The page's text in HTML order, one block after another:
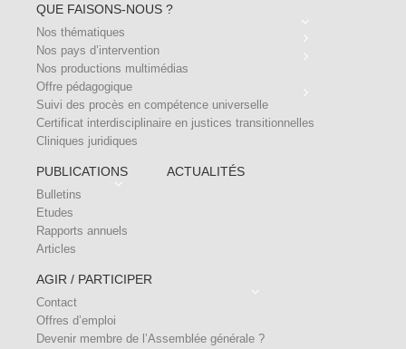
QUE FAISONS-NOUS ?
Nos thématiques
Nos pays d’intervention
Nos productions multimédias
Offre pédagogique
Suivi des procès en compétence universelle
Certificat interdisciplinaire en justices transitionnelles
Cliniques juridiques
PUBLICATIONS
Bulletins
Etudes
Rapports annuels
Articles
ACTUALITÉS
AGIR / PARTICIPER
Contact
Offres d’emploi
Devenir membre de l’Assemblée générale ?